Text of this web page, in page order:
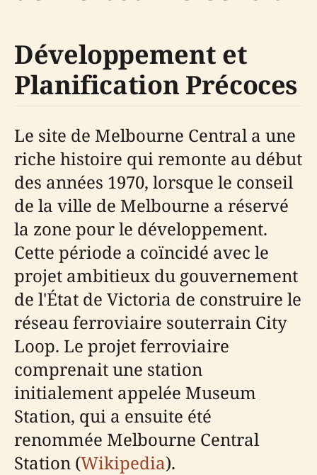
Développement et
Planification Précoces
Le site de Melbourne Central a une
riche histoire qui remonte au début
des années 1970, lorsque le conseil
de la ville de Melbourne a réservé
la zone pour le développement.
Cette période a coïncidé avec le
projet ambitieux du gouvernement
de l'État de Victoria de construire le
réseau ferroviaire souterrain City
Loop. Le projet ferroviaire
comprenait une station
initialement appelée Museum
Station, qui a ensuite été
renommée Melbourne Central
Station (Wikipedia).